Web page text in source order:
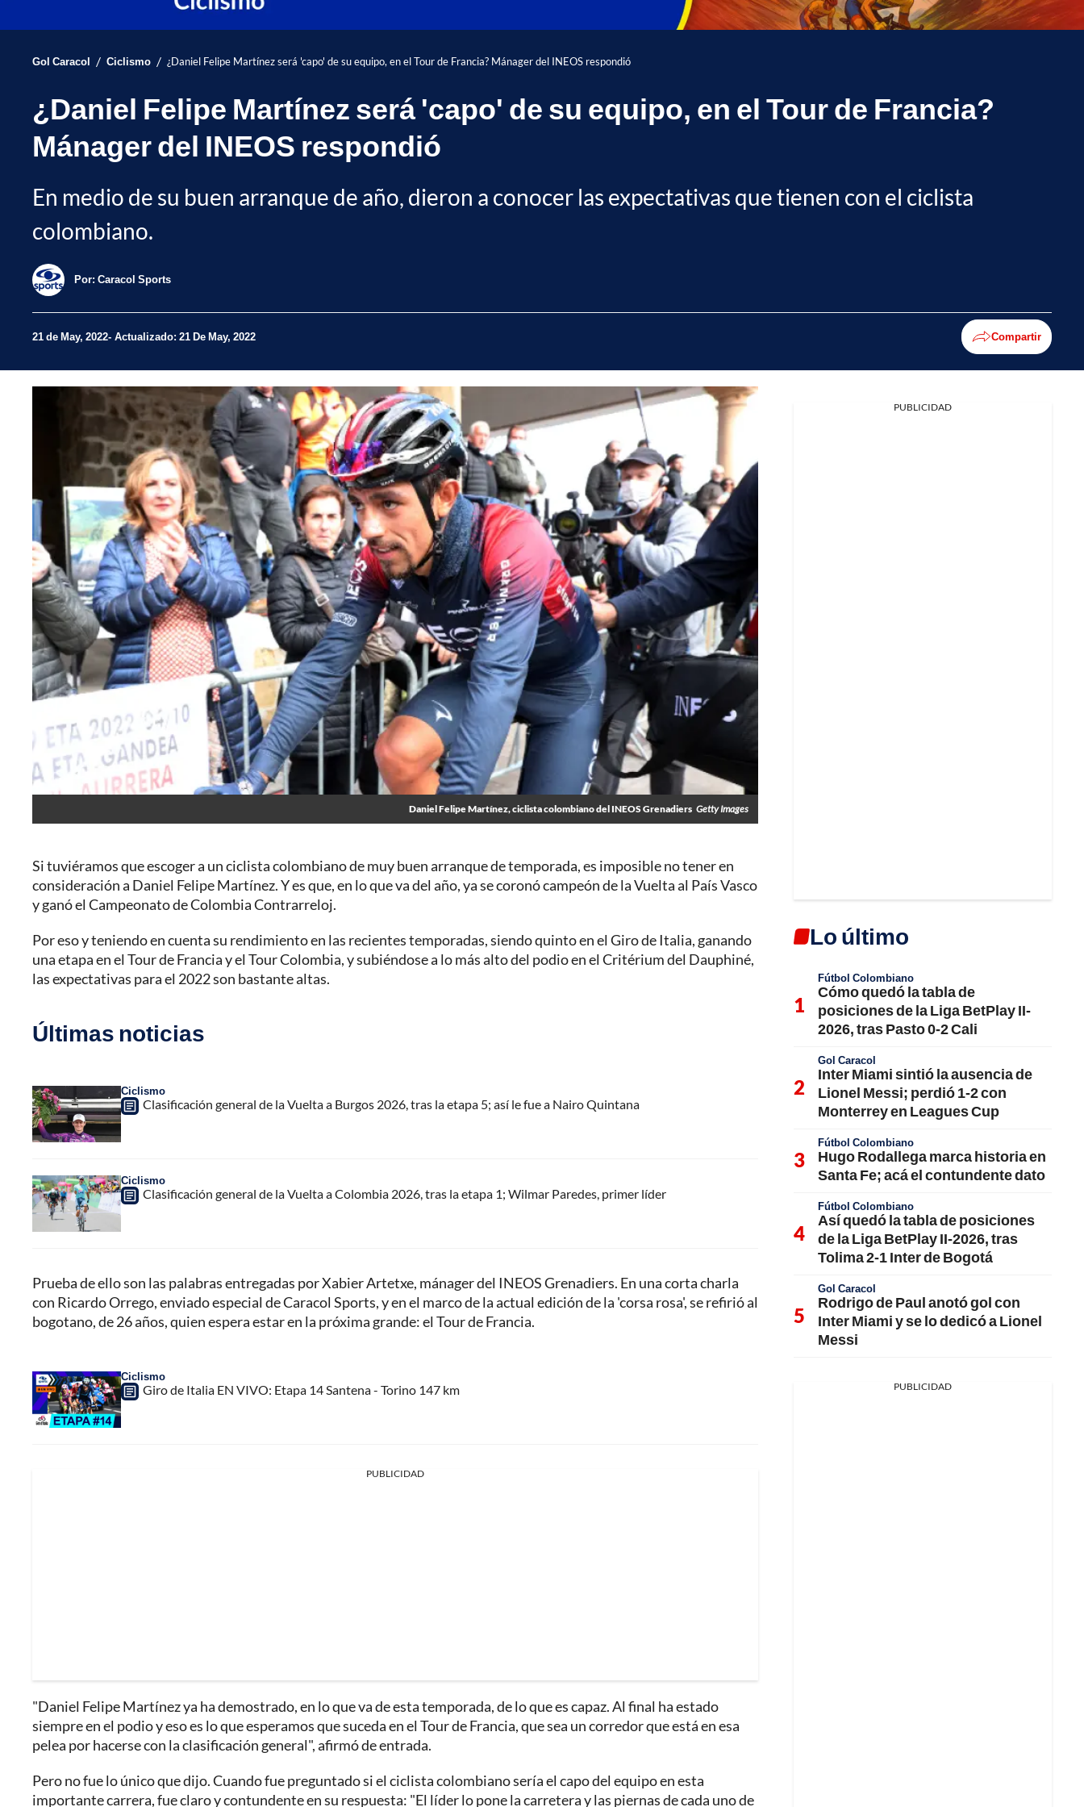
Gol Caracol / Ciclismo / ¿Daniel Felipe Martínez será 'capo' de su equipo, en el Tour de Francia? Mánager del INEOS respondió
¿Daniel Felipe Martínez será 'capo' de su equipo, en el Tour de Francia?
Mánager del INEOS respondió
En medio de su buen arranque de año, dieron a conocer las expectativas que tienen con el ciclista
colombiano.
Por: Caracol Sports
21 de May, 2022 Actualizado: 21 De May, 2022 Compartir
Daniel Felipe Martínez, ciclista colombiano del INEOS Grenadiers Getty Images
Si tuviéramos que escoger a un ciclista colombiano de muy buen arranque de temporada, es imposible no tener en
consideración a Daniel Felipe Martínez. Y es que, en lo que va del año, ya se coronó campeón de la Vuelta al País Vasco
y ganó el Campeonato de Colombia Contrarreloj.
Por eso y teniendo en cuenta su rendimiento en las recientes temporadas, siendo quinto en el Giro de Italia, ganando
una etapa en el Tour de Francia y el Tour Colombia, y subiéndose a lo más alto del podio en el Critérium del Dauphiné,
las expectativas para el 2022 son bastante altas.
Últimas noticias
Ciclismo
Clasificación general de la Vuelta a Burgos 2026, tras la etapa 5; así le fue a Nairo Quintana
Ciclismo
Clasificación general de la Vuelta a Colombia 2026, tras la etapa 1; Wilmar Paredes, primer líder
Prueba de ello son las palabras entregadas por Xabier Artetxe, mánager del INEOS Grenadiers. En una corta charla
con Ricardo Orrego, enviado especial de Caracol Sports, y en el marco de la actual edición de la 'corsa rosa', se refirió al
bogotano, de 26 años, quien espera estar en la próxima grande: el Tour de Francia.
Ciclismo
Giro de Italia EN VIVO: Etapa 14 Santena - Torino 147 km
PUBLICIDAD
"Daniel Felipe Martínez ya ha demostrado, en lo que va de esta temporada, de lo que es capaz. Al final ha estado
siempre en el podio y eso es lo que esperamos que suceda en el Tour de Francia, que sea un corredor que está en esa
pelea por hacerse con la clasificación general", afirmó de entrada.
Pero no fue lo único que dijo. Cuando fue preguntado si el ciclista colombiano sería el capo del equipo en esta
importante carrera, fue claro y contundente en su respuesta: "El líder lo pone la carretera y las piernas de cada uno de
PUBLICIDAD
Lo último
Fútbol Colombiano
Cómo quedó la tabla de
posiciones de la Liga BetPlay II-
2026, tras Pasto 0-2 Cali
Gol Caracol
Inter Miami sintió la ausencia de
Lionel Messi; perdió 1-2 con
Monterrey en Leagues Cup
Fútbol Colombiano
Hugo Rodallega marca historia en
Santa Fe; acá el contundente dato
Fútbol Colombiano
Así quedó la tabla de posiciones
de la Liga BetPlay II-2026, tras
Tolima 2-1 Inter de Bogotá
Gol Caracol
Rodrigo de Paul anotó gol con
Inter Miami y se lo dedicó a Lionel
Messi
PUBLICIDAD